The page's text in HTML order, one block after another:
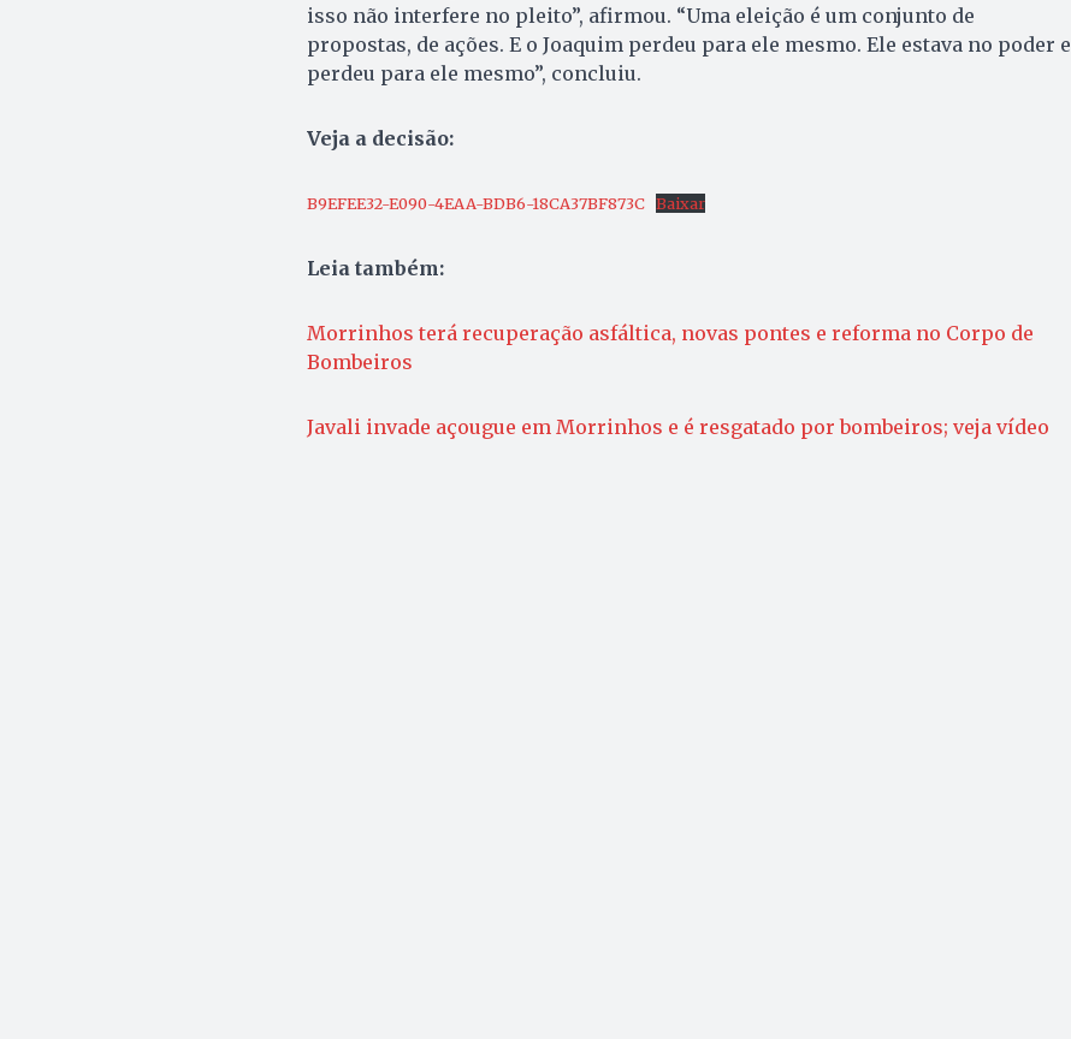
isso não interfere no pleito”, afirmou. “Uma eleição é um conjunto de
propostas, de ações. E o Joaquim perdeu para ele mesmo. Ele estava no poder e
perdeu para ele mesmo”, concluiu.
Veja a decisão:
B9EFEE32-E090-4EAA-BDB6-18CA37BF873C Baixar
Leia também:
Morrinhos terá recuperação asfáltica, novas pontes e reforma no Corpo de
Bombeiros
Javali invade açougue em Morrinhos e é resgatado por bombeiros; veja vídeo